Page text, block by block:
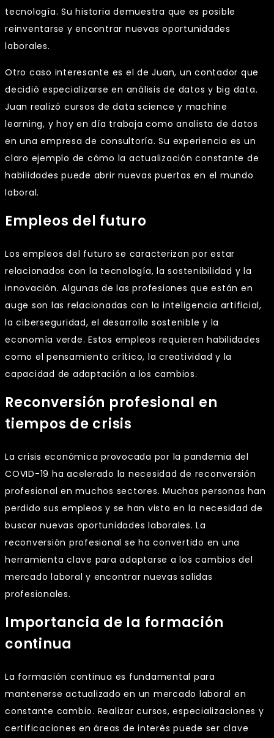
tecnología. Su historia demuestra que es posible
reinventarse y encontrar nuevas oportunidades
laborales.
Otro caso interesante es el de Juan, un contador que
decidió especializarse en análisis de datos y big data.
Juan realizó cursos de data science y machine
learning, y hoy en día trabaja como analista de datos
en una empresa de consultoría. Su experiencia es un
claro ejemplo de cómo la actualización constante de
habilidades puede abrir nuevas puertas en el mundo
laboral.
Empleos del futuro
Los empleos del futuro se caracterizan por estar
relacionados con la tecnología, la sostenibilidad y la
innovación. Algunas de las profesiones que están en
auge son las relacionadas con la inteligencia artificial,
la ciberseguridad, el desarrollo sostenible y la
economía verde. Estos empleos requieren habilidades
como el pensamiento crítico, la creatividad y la
capacidad de adaptación a los cambios.
Reconversión profesional en
tiempos de crisis
La crisis económica provocada por la pandemia del
COVID-19 ha acelerado la necesidad de reconversión
profesional en muchos sectores. Muchas personas han
perdido sus empleos y se han visto en la necesidad de
buscar nuevas oportunidades laborales. La
reconversión profesional se ha convertido en una
herramienta clave para adaptarse a los cambios del
mercado laboral y encontrar nuevas salidas
profesionales.
Importancia de la formación
continua
La formación continua es fundamental para
mantenerse actualizado en un mercado laboral en
constante cambio. Realizar cursos, especializaciones y
certificaciones en áreas de interés puede ser clave